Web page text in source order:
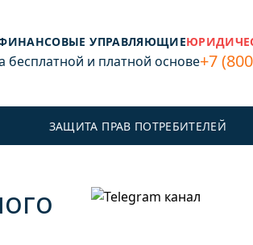
УПРАВЛЯЮЩИЕ
и платной основе+7
ЗАЩИТА ПРАВ ПОТРЕБИТЕЛЕЙ